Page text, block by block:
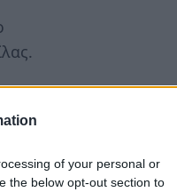
of your personal or
the below opt-out section to